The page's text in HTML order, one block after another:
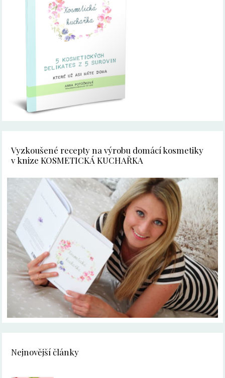
Vyzkoušené recepty na výrobu domácí kosmetiky
v knize KOSMETICKÁ KUCHAŘKA
Nejnovější články